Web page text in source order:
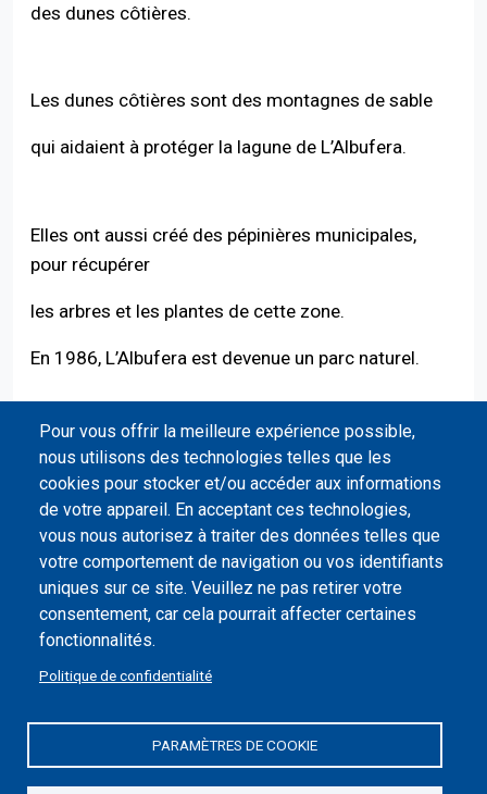
des dunes côtières.
Les dunes côtières sont des montagnes de sable
qui aidaient à protéger la lagune de L’Albufera.
Elles ont aussi créé des pépinières municipales,
pour récupérer
les arbres et les plantes de cette zone.
En 1986, L’Albufera est devenue un parc naturel.
Pour vous offrir la meilleure expérience possible,
nous utilisons des technologies telles que les
cookies pour stocker et/ou accéder aux informations
de votre appareil. En acceptant ces technologies,
vous nous autorisez à traiter des données telles que
votre comportement de navigation ou vos identifiants
uniques sur ce site. Veuillez ne pas retirer votre
consentement, car cela pourrait affecter certaines
fonctionnalités.
Politique de confidentialité
PARAMÈTRES DE COOKIE